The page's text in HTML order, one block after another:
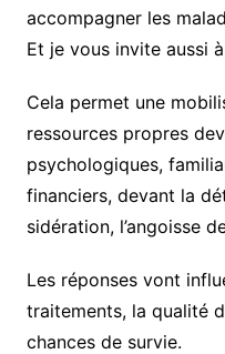
accompagner les
Et je vous invite aussi
Cela permet une
ressources propres
psychologiques,
financiers, devant la
sidération, l’angoisse
Les réponses vont
traitements, la qualité
chances de survie.